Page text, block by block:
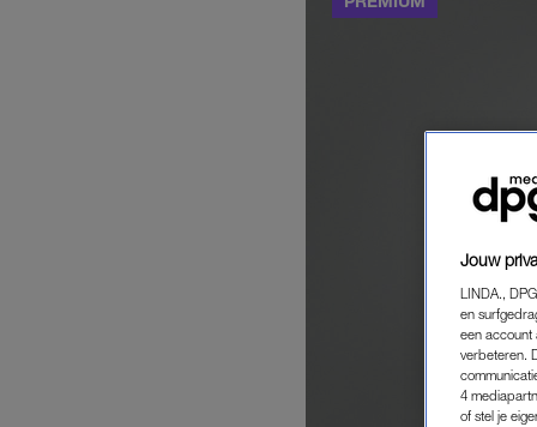
Jouw
LINDA.,
en
een account
verbeteren.
4
of stel je